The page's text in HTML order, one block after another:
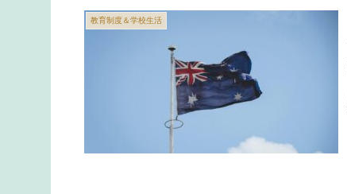
教育制度＆学校生活